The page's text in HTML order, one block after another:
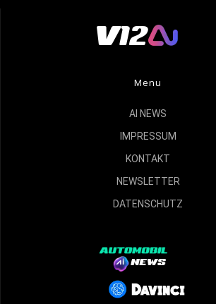
Menu
AI NEWS
IMPRESSUM
KONTAKT
NEWSLETTER
DATENSCHUTZ